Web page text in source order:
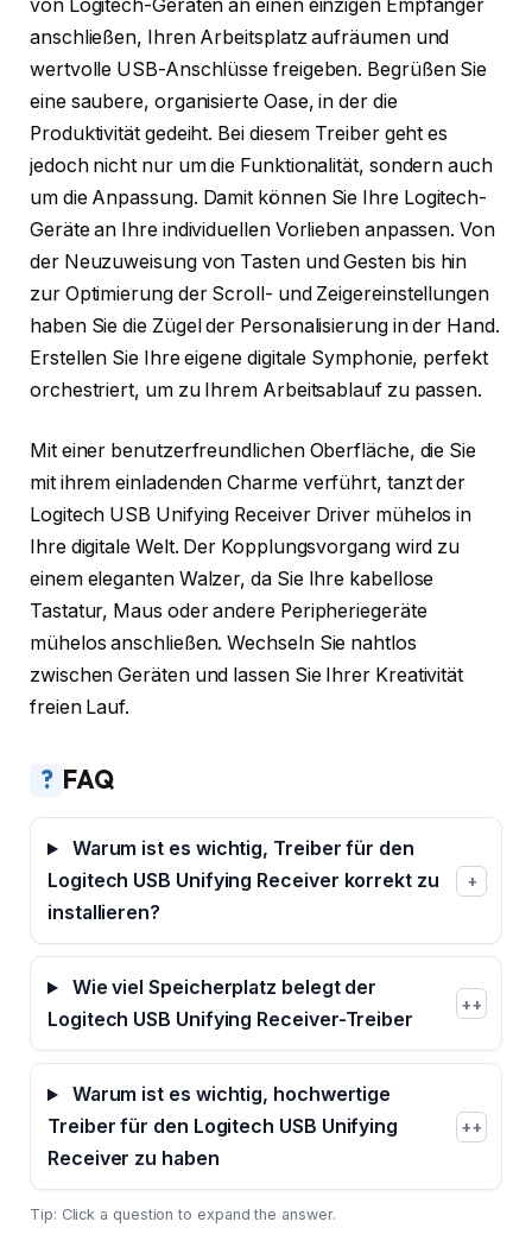
von Logitech-Geräten an einen einzigen Empfänger
anschließen, Ihren Arbeitsplatz aufräumen und
wertvolle USB-Anschlüsse freigeben. Begrüßen Sie
eine saubere, organisierte Oase, in der die
Produktivität gedeiht. Bei diesem Treiber geht es
jedoch nicht nur um die Funktionalität, sondern auch
um die Anpassung. Damit können Sie Ihre Logitech-
Geräte an Ihre individuellen Vorlieben anpassen. Von
der Neuzuweisung von Tasten und Gesten bis hin
zur Optimierung der Scroll- und Zeigereinstellungen
haben Sie die Zügel der Personalisierung in der Hand.
Erstellen Sie Ihre eigene digitale Symphonie, perfekt
orchestriert, um zu Ihrem Arbeitsablauf zu passen.
Mit einer benutzerfreundlichen Oberfläche, die Sie
mit ihrem einladenden Charme verführt, tanzt der
Logitech USB Unifying Receiver Driver mühelos in
Ihre digitale Welt. Der Kopplungsvorgang wird zu
einem eleganten Walzer, da Sie Ihre kabellose
Tastatur, Maus oder andere Peripheriegeräte
mühelos anschließen. Wechseln Sie nahtlos
zwischen Geräten und lassen Sie Ihrer Kreativität
freien Lauf.
? FAQ
Warum ist es wichtig, Treiber für den
Logitech USB Unifying Receiver korrekt zu
installieren?
+
Wie viel Speicherplatz belegt der
Logitech USB Unifying Receiver-Treiber
+
Warum ist es wichtig, hochwertige
Treiber für den Logitech USB Unifying
Receiver zu haben
+
Tip: Click a question to expand the answer.